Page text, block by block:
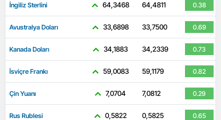
İngiliz Sterlini 64,3468 64,4811 0.38
Avustralya Doları 33,6898 33,7500 0.69
Kanada Doları 34,1883 34,2339 0.73
İsviçre Frankı 59,0083 59,1179 0.82
Çin Yuanı 7,0704 7,0812 0.29
Rus Rublesi 0,5822 0,5825 0.65